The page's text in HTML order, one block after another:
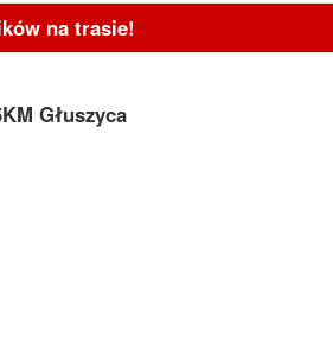
na trasie!
Głuszyca